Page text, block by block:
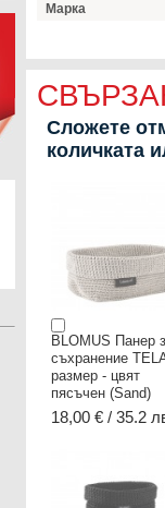
Марка
Сложете
количката
BLOMUS Панер
съхранение
размер - цвят
пясъчен (Sand)
18,00 € / 35.2